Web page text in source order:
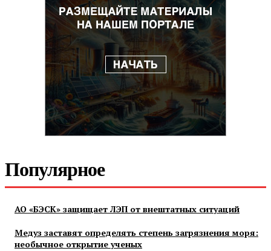
Популярное
АО «БЭСК» защищает ЛЭП от внештатных ситуаций
Медуз заставят определять степень загрязнения моря:
необычное открытие ученых